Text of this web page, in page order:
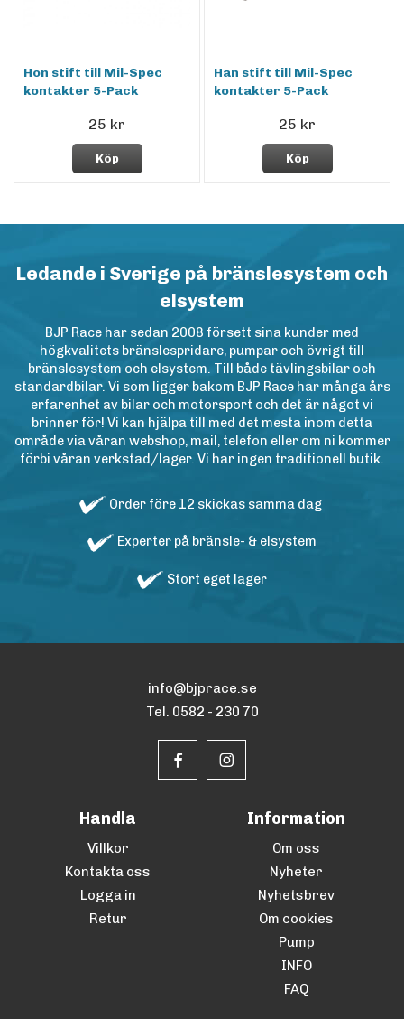
Hon stift till Mil-Spec
kontakter 5-Pack
25 kr
Köp
Han stift till Mil-Spec
kontakter 5-Pack
25 kr
Köp
Ledande i Sverige på bränslesystem och
elsystem
BJP Race har sedan 2008 försett sina kunder med
högkvalitets bränslespridare, pumpar och övrigt till
bränslesystem och elsystem. Till både tävlingsbilar och
standardbilar. Vi som ligger bakom BJP Race har många års
erfarenhet av bilar och motorsport och det är något vi
brinner för! Vi kan hjälpa till med det mesta inom detta
område via våran webshop, mail, telefon eller om ni kommer
förbi våran verkstad/lager. Vi har ingen traditionell butik.
Order före 12 skickas samma dag
Experter på bränsle- & elsystem
Stort eget lager
info@bjprace.se
Tel. 0582 - 230 70
Handla
Villkor
Kontakta oss
Logga in
Retur
Information
Om oss
Nyheter
Nyhetsbrev
Om cookies
Pump
INFO
FAQ